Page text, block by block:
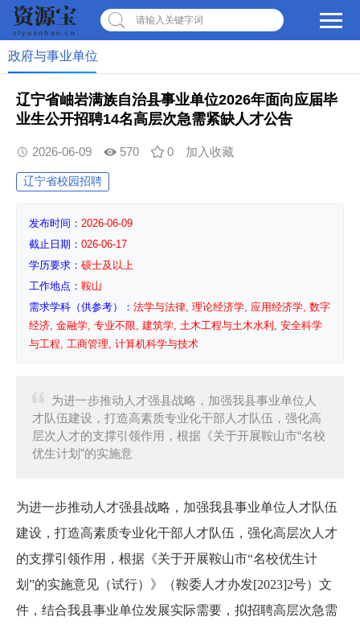
请输入关键字词
政府与事业单位
辽宁省岫岩满族自治县事业单位2026年面向应届毕
业生公开招聘14名高层次急需紧缺人才公告
2026-06-09 570 0 加入收藏
辽宁省校园招聘
发布时间： 2026-06-09
截止日期： 026-06-17
学历要求： 硕士及以上
工作地点： 鞍山
需求学科（供参考）： 法学与法律, 理论经济学, 应用经济学, 数字
经济, 金融学, 专业不限, 建筑学, 土木工程与土木水利, 安全科学
与工程, 工商管理, 计算机科学与技术
为进一步推动人才强县战略，加强我县事业单位人
才队伍建设，打造高素质专业化干部人才队伍，强化高
层次人才的支撑引领作用，根据《关于开展鞍山市“名校
优生计划”的实施意
为进一步推动人才强县战略，加强我县事业单位人才队伍
建设，打造高素质专业化干部人才队伍，强化高层次人才
的支撑引领作用，根据《关于开展鞍山市“名校优生计
划”的实施意见（试行）》（鞍委人才办发[2023]2号）文
件，结合我县事业单位发展实际需要，拟招聘高层次急需